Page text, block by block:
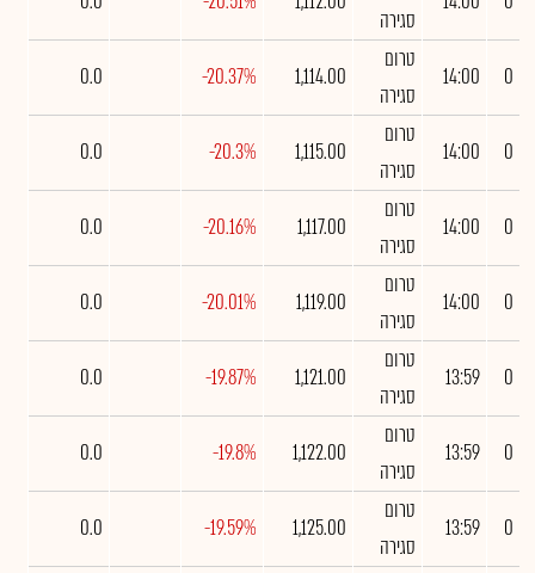
סגירה
0
14:00
טרום
סגירה
1,114.00
-20.37%
0.0
0
14:00
טרום
סגירה
1,115.00
-20.3%
0.0
0
14:00
טרום
סגירה
1,117.00
-20.16%
0.0
0
14:00
טרום
סגירה
1,119.00
-20.01%
0.0
0
13:59
טרום
סגירה
1,121.00
-19.87%
0.0
0
13:59
טרום
סגירה
1,122.00
-19.8%
0.0
0
13:59
טרום
סגירה
1,125.00
-19.59%
0.0